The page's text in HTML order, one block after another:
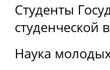
Студенты
студенческой
Наука